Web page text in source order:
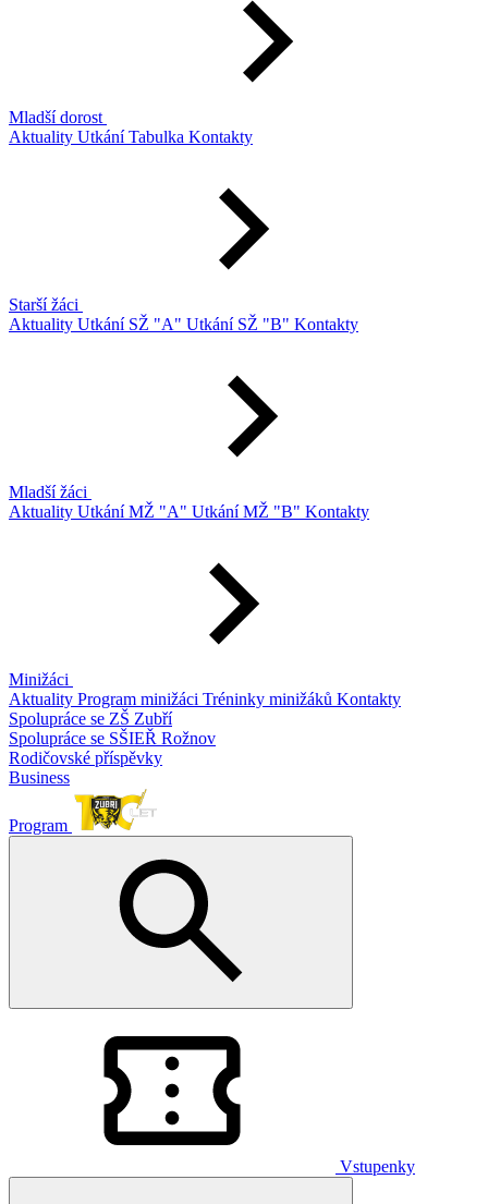
Mladší dorost
Aktuality UtkáníTabulka Kontakty
Starší žáci
Aktuality Utkání SŽ "A" Utkání SŽ "B" Kontakty
Mladší žáci
Aktuality Utkání MŽ "A" Utkání MŽ "B" Kontakty
Minižáci
Aktuality Program minižáci Tréninky minižáků Kontakty
Spolupráce se ZŠ Zubří
Spolupráce se SŠIEŘ Rožnov
Rodičovské příspěvky
Business
Program
Vstupenky